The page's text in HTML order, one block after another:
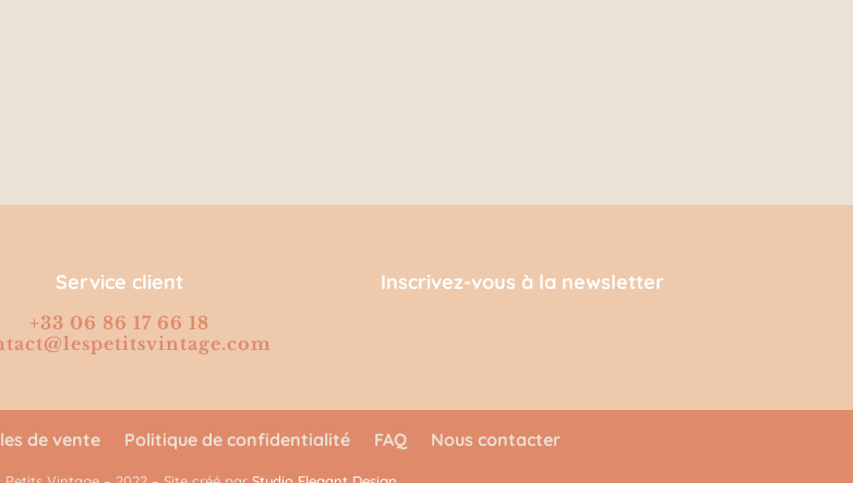
Service client
+33 06 86 17 66 18
Inscrivez-vous à la newsletter
de vente Politique de confidentialité FAQ Nous contacter